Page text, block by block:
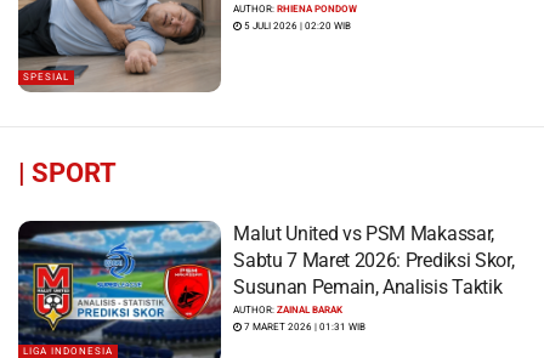
SPESIAL
AUTHOR:RHIENA PONDOW
5 JULI 2026 | 02:20 WIB
| SPORT
LIGA INDONESIA
Malut United vs PSM Makassar,
Sabtu 7 Maret 2026: Prediksi Skor,
Susunan Pemain, Analisis Taktik
AUTHOR:ZAINAL BARAK
7 MARET 2026 | 01:31 WIB